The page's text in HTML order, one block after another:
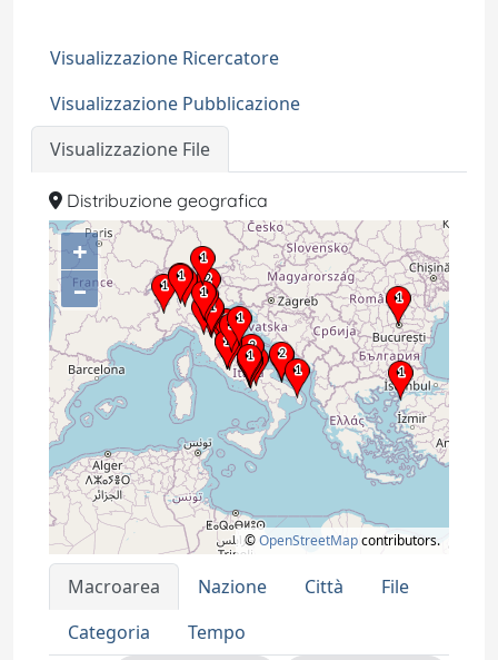
Visualizzazione Ricercatore
Visualizzazione Pubblicazione
Visualizzazione File
Distribuzione geografica
+
–
©OpenStreetMapcontributors.
Macroarea Nazione Città
File
Categoria
Tempo